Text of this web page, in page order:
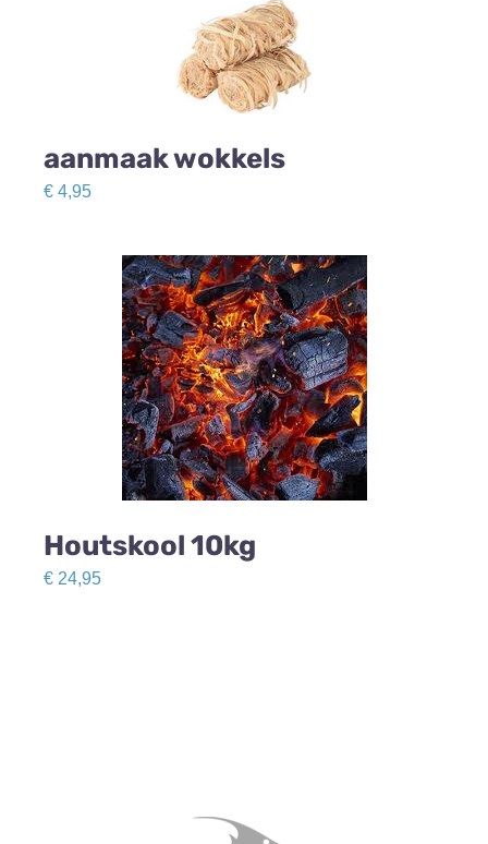
aanmaak wokkels
€ 4,95
Houtskool 10kg
€ 24,95